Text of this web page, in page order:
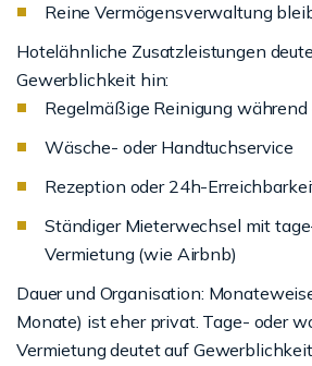
Reine Vermögensverwaltung
Hotelähnliche Zusatzleistungen
Gewerblichkeit hin:
Regelmäßige Reinigung
Wäsche- oder Handtuchservice
Rezeption oder 24h-
Ständiger Mieterwechsel mit
Vermietung (wie Airbnb)
Dauer und Organisation:
Monate) ist eher privat. Tage- oder
Vermietung deutet auf